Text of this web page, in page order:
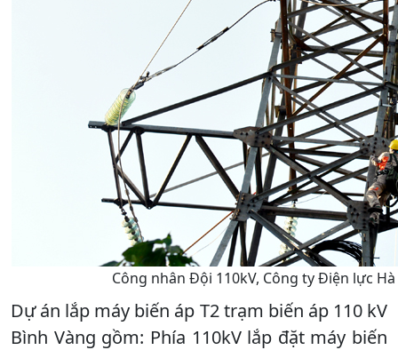
Công nhân Đội 110kV, Công ty Điện lực
Dự án lắp máy biến áp T2 trạm biến áp 110 kV
Bình Vàng gồm: Phía 110kV lắp đặt máy biến